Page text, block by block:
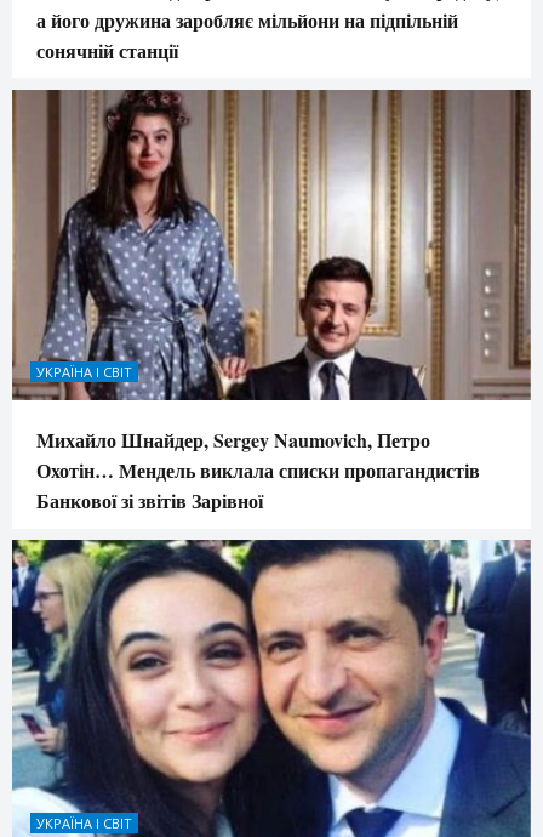
а його дружина заробляє мільйони на підпільній
сонячній станції
УКРАЇНА І СВІТ
Михайло Шнайдер, Sergey Naumovich, Петро
Охотін… Мендель виклала списки пропагандистів
Банкової зі звітів Зарівної
УКРАЇНА І СВІТ